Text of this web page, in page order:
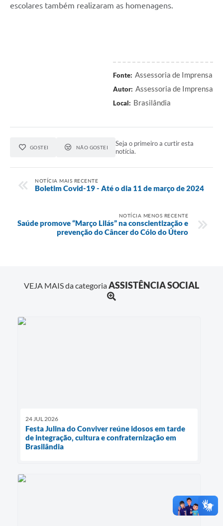
escolares também realizaram as homenagens.
Fonte: Assessoria de Imprensa
Autor: Assessoria de Imprensa
Local: Brasilândia
GOSTEI NÃO GOSTEI
Seja o primeiro a curtir esta
notícia.
NOTÍCIA MAIS RECENTE
Boletim Covid-19 - Até o dia 11 de março de 2024
NOTÍCIA MENOS RECENTE
Saúde promove “Março Lilás” na conscientização e
prevenção do Câncer do Cólo do Útero
VEJA MAIS da categoriaASSISTÊNCIA SOCIAL
24 JUL 2026
Festa Julina do Conviver reúne idosos em tarde
de integração, cultura e confraternização em
Brasilândia